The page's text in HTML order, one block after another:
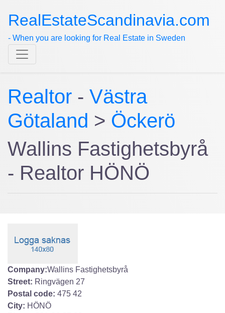
RealEstateScandinavia.com
- When you are looking for Real Estate in Sweden
Realtor - Västra
Götaland > Öckerö
Wallins Fastighetsbyrå
- Realtor HÖNÖ
Company:Wallins Fastighetsbyrå
Street: Ringvägen 27
Postal code: 475 42
City: HÖNÖ